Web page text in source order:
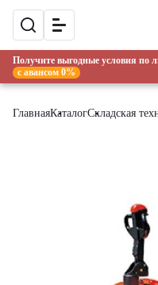
Получите выгодные условия по
с авансом 0%
ГлавнаяКаталогСкладская